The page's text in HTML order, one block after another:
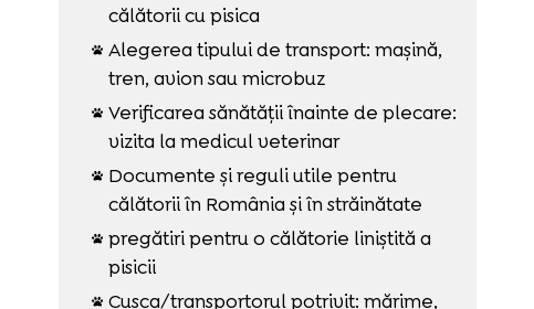
călătorii cu pisica
 Alegerea tipului de transport: mașină,
tren, avion sau microbuz
 Verificarea sănătății înainte de plecare:
vizita la medicul veterinar

Documente și reguli utile pentru
călătorii în România și în străinătate
 pregătiri pentru o călătorie liniștită a
pisicii
 Cușca/transportorul potrivit: mărime,